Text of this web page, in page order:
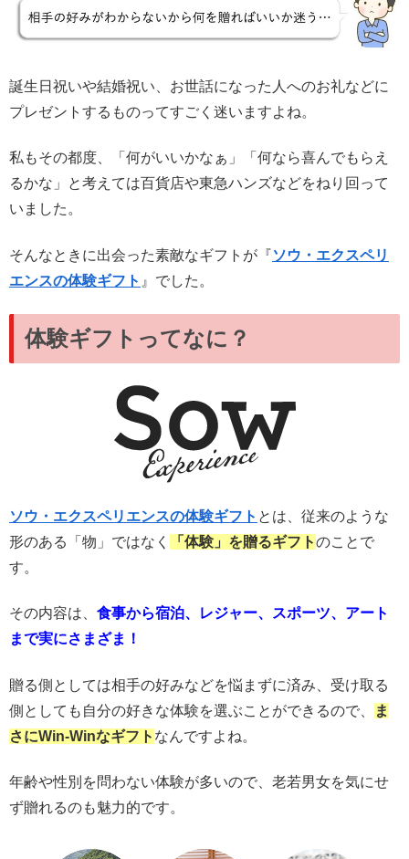
誕生日祝いや結婚祝い、お世話になった人へのお礼などに
プレゼントするものってすごく迷いますよね。
私もその都度、「何がいいかなぁ」「何なら喜んでもらえ
るかな」と考えては百貨店や東急ハンズなどをねり回って
いました。
そんなときに出会った素敵なギフトが『ソウ・エクスペリ
エンスの体験ギフト 』でした。
体験ギフトってなに？
ソウ・エクスペリエンスの体験ギフト とは、従来のような
形のある「物」ではなく
「体験」を贈るギフトのことで
す。
その内容は、 食事から宿泊、レジャー、スポーツ、アート
まで実にさまざま！
贈る側としては相手の好みなどを悩まずに済み、受け取る
側としても自分の好きな体験を選ぶことができるので、
ま
さにWin-Winなギフト なんですよね。
年齢や性別を問わない体験が多いので、老若男女を気にせ
ず贈れるのも魅力的です。